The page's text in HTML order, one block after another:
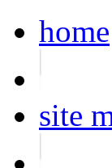
home
site